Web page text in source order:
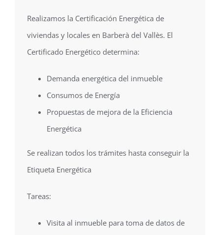
Realizamos la Certificación Energética de
viviendas y locales en Barberà del Vallès. El
Certificado Energético determina:
Demanda energética del inmueble
Consumos de Energía
Propuestas de mejora de la Eficiencia
Energética
Se realizan todos los trámites hasta conseguir la
Etiqueta Energética
Tareas:
Visita al inmueble para toma de datos de